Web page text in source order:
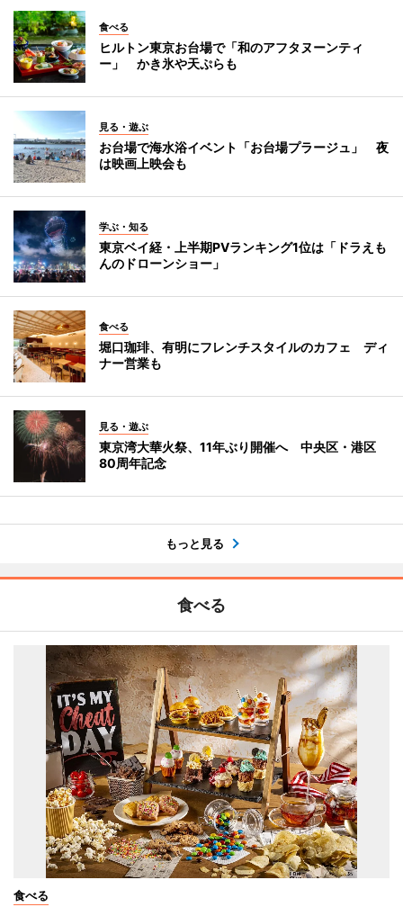
食べる
ヒルトン東京お台場で「和のアフタヌーンティ
ー」 かき氷や天ぷらも
見る・遊ぶ
お台場で海水浴イベント「お台場プラージュ」 夜
は映画上映会も
学ぶ・知る
東京ベイ経・上半期PVランキング1位は「ドラえも
んのドローンショー」
食べる
堀口珈琲、有明にフレンチスタイルのカフェ ディ
ナー営業も
見る・遊ぶ
東京湾大華火祭、11年ぶり開催へ 中央区・港区
80周年記念
もっと見る
食べる
食べる